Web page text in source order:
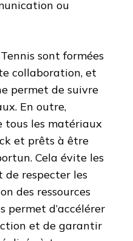
ou
sont formées
collaboration, et
permet de suivre
En outre,
tous les matériaux
et prêts à être
Cela évite les
respecter les
des ressources
permet d’accélérer
et de garantir